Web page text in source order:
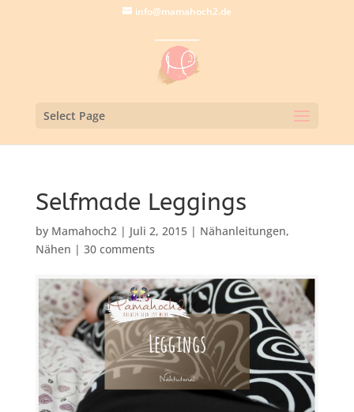
info@mamahoch2.de
Select Page
Selfmade Leggings
by Mamahoch2| Juli 2, 2015| Nähanleitungen,
Nähen | 30 comments